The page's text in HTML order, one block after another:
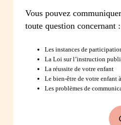
Vous pouvez
toute question concernant :
Les instances de
La Loi sur l’instruction
La réussite de votre enfant
Le bien-être de votre enfant
Les problèmes de